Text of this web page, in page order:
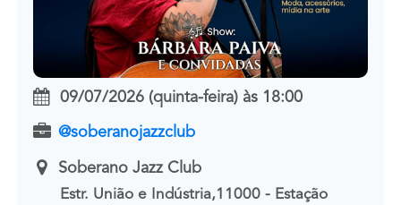
09/07/2026 (quinta-feira) às 18:00
@soberanojazzclub
Soberano Jazz Club
Estr. União e Indústria,11000 - Estação